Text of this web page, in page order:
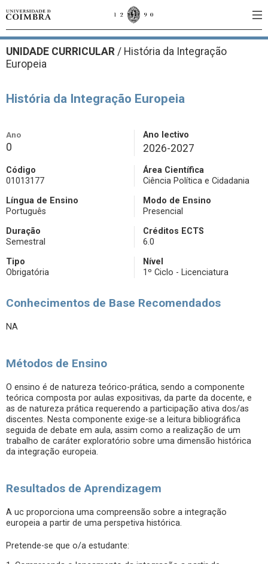
UNIDADE CURRICULAR / História da Integração
Europeia
História da Integração Europeia
Ano
0
Ano lectivo
2026-2027
Código
01013177
Área Científica
Ciência Política e Cidadania
Língua de Ensino
Português
Modo de Ensino
Presencial
Duração
Semestral
Créditos ECTS
6.0
Tipo
Obrigatória
Nível
1º Ciclo - Licenciatura
Conhecimentos de Base Recomendados
NA
Métodos de Ensino
O ensino é de natureza teórico-prática, sendo a componente
teórica composta por aulas expositivas, da parte da docente, e
as de natureza prática requerendo a participação ativa dos/as
discentes. Nesta componente exige-se a leitura bibliográfica
seguida de debate em aula, assim como a realização de um
trabalho de caráter exploratório sobre uma dimensão histórica
da integração europeia.
Resultados de Aprendizagem
A uc proporciona uma compreensão sobre a integração
europeia a partir de uma perspetiva histórica.
Pretende-se que o/a estudante: